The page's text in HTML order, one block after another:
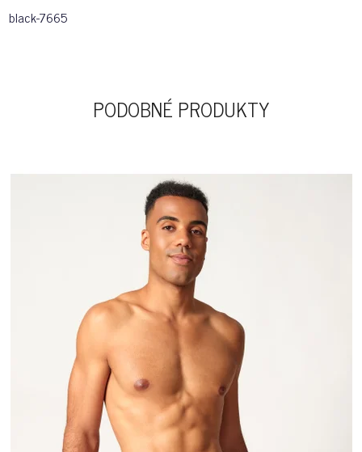
black-7665
PODOBNÉ PRODUKTY